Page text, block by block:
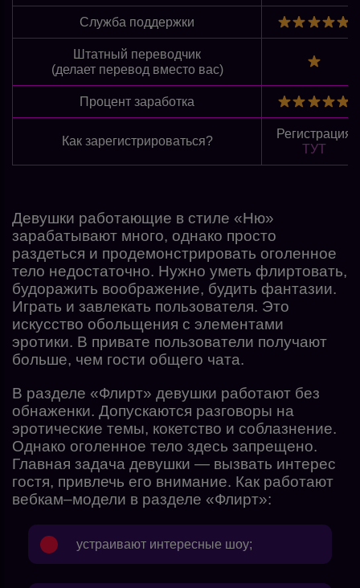
Служба поддержки
Штатный переводчик
(делает перевод вместо вас)
Процент заработка
Как зарегистрироваться?
Регистрация
ТУТ
Девушки работающие в стиле «Ню»
зарабатывают много, однако просто
раздеться и продемонстрировать оголенное
тело недостаточно. Нужно уметь флиртовать,
будоражить воображение, будить фантазии.
Играть и завлекать пользователя. Это
искусство обольщения с элементами
эротики. В привате пользователи получают
больше, чем гости общего чата.
В разделе «Флирт» девушки работают без
обнаженки. Допускаются разговоры на
эротические темы, кокетство и соблазнение.
Однако оголенное тело здесь запрещено.
Главная задача девушки — вызвать интерес
гостя, привлечь его внимание. Как работают
вебкам–модели в разделе «Флирт»:
устраивают интересные шоу;